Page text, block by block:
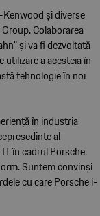
și diverse
Colaborarea
și va fi dezvoltată
a acesteia în
tehnologie în noi
în industria
al
în cadrul Porsche.
Suntem convinși
cu care Porsche i-